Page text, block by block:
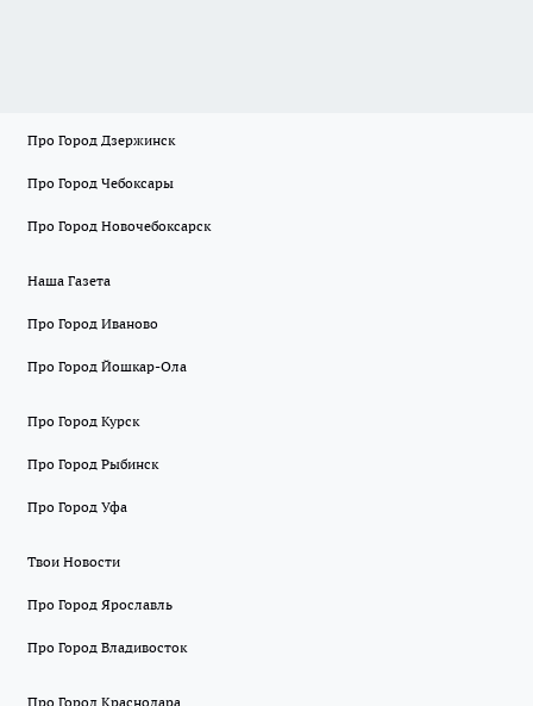
Про Город Дзержинск
Про Город Чебоксары
Про Город Новочебоксарск
Наша Газета
Про Город Иваново
Про Город Йошкар-Ола
Про Город Курск
Про Город Рыбинск
Про Город Уфа
Твои Новости
Про Город Ярославль
Про Город Владивосток
Про Город Краснодара